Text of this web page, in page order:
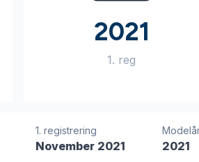
2021
1. reg
1. registrering
November 2021 2021